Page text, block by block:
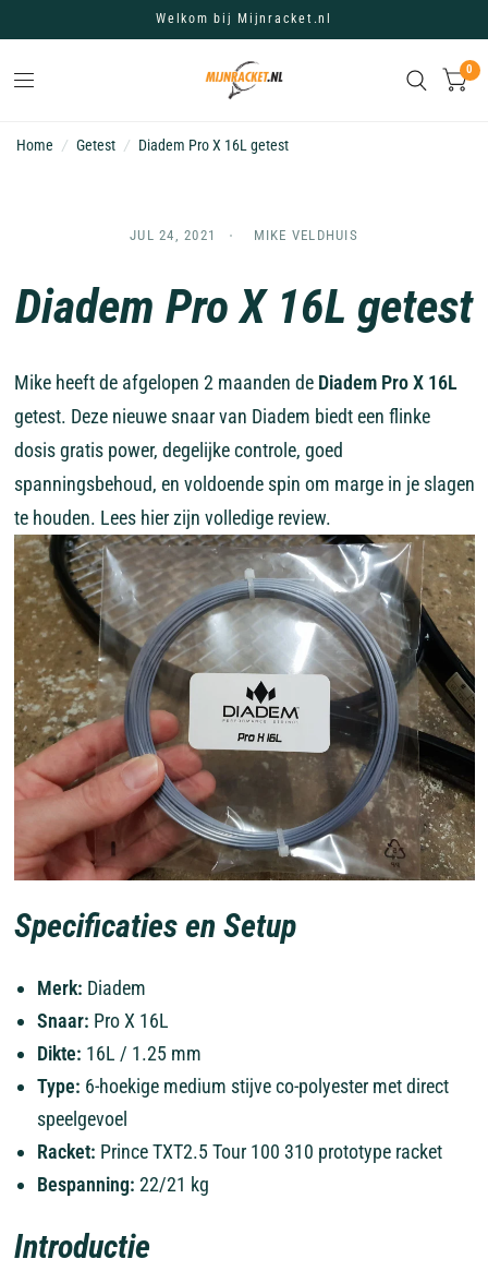
Welkom bij Mijnracket.nl
0
Home / Getest / Diadem Pro X 16L getest
JUL 24, 2021 MIKE VELDHUIS
Diadem Pro X 16L getest
Mike heeft de afgelopen 2 maanden de Diadem Pro X 16L
getest. Deze nieuwe snaar van Diadem biedt een flinke
dosis gratis power, degelijke controle, goed
spanningsbehoud, en voldoende spin om marge in je slagen
te houden. Lees hier zijn volledige review.
Specificaties en Setup
Merk: Diadem
Snaar: Pro X 16L
Dikte: 16L / 1.25 mm
Type: 6-hoekige medium stijve co-polyester met direct
speelgevoel
Racket: Prince TXT2.5 Tour 100 310 prototype racket
Bespanning: 22/21 kg
Introductie